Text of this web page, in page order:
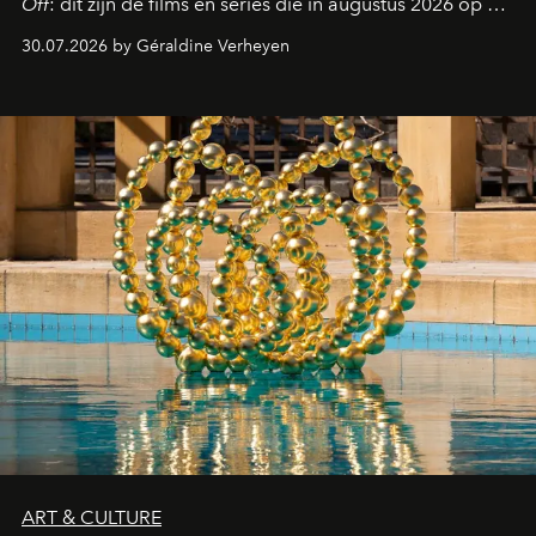
streamingplatformen verschijnen.
30.07.2026 by Géraldine Verheyen
ART & CULTURE